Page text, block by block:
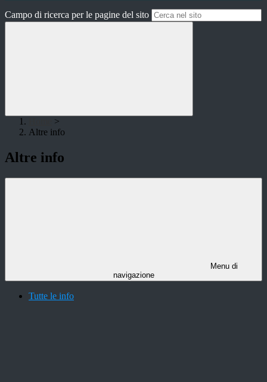
Campo di ricerca per le pagine del sito
>
Altre info
Altre info
Menu di
navigazione
Tutte le info